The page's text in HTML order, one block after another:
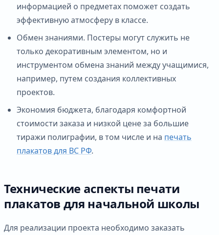
информацией о предметах поможет создать
эффективную атмосферу в классе.
Обмен знаниями. Постеры могут служить не
только декоративным элементом, но и
инструментом обмена знаний между учащимися,
например, путем создания коллективных
проектов.
Экономия бюджета, благодаря комфортной
стоимости заказа и низкой цене за большие
тиражи полиграфии, в том числе и на печать
плакатов для ВС РФ.
Технические аспекты печати
плакатов для начальной школы
Для реализации проекта необходимо заказать